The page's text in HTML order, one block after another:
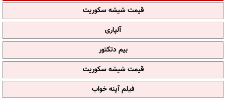
قیمت شیشه سکوریت
آلپاری
بیم دتکتور
قیمت شیشه سکوریت
فیلم آپنه خواب